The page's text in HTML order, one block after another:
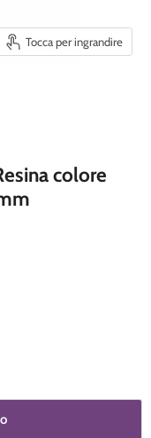
Tocca per ingrandire
colore